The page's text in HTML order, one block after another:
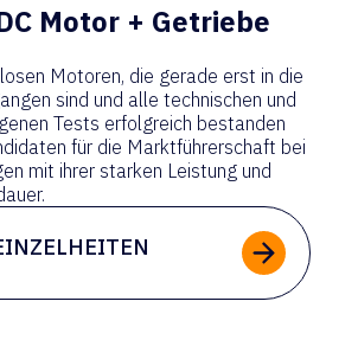
Motor + Getriebe
Motoren, die gerade erst in die
sind und alle technischen und
Tests erfolgreich bestanden
für die Marktführerschaft bei
mit ihrer starken Leistung und